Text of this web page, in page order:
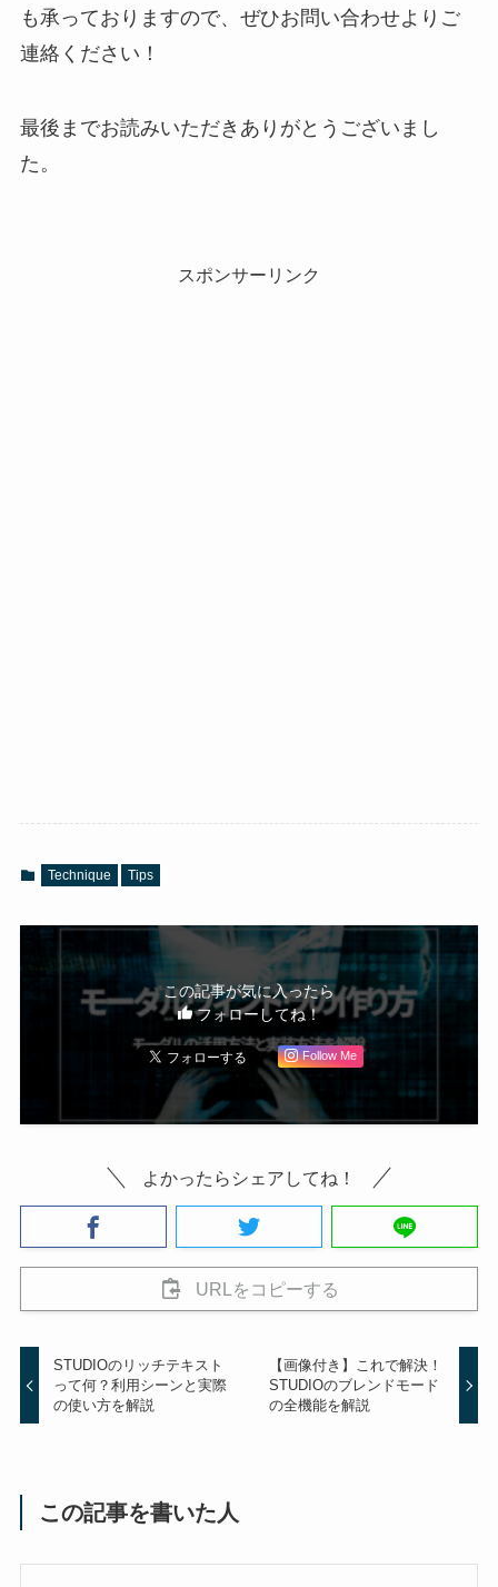
も承っておりますので、ぜひお問い合わせよりご
連絡ください！
最後までお読みいただきありがとうございまし
た。
スポンサーリンク
Technique Tips
この記事が気に入ったら
フォローしてね！
Follow Me
よかったらシェアしてね！
URLをコピーする
STUDIOのリッチテキスト
って何？利用シーンと実際
の使い方を解説
【画像付き】これで解決！
STUDIOのブレンドモード
の全機能を解説
この記事を書いた人